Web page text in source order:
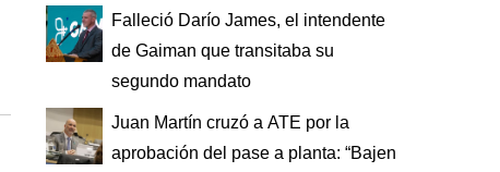
Falleció Darío James, el intendente
de Gaiman que transitaba su
segundo mandato
Juan Martín cruzó a ATE por la
aprobación del pase a planta: “Bajen